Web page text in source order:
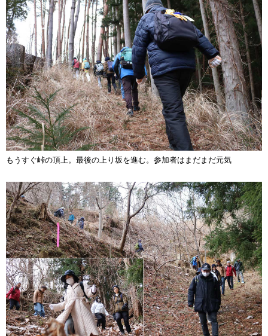
もうすぐ峠の頂上。最後の上り坂を進む。参加者はまだまだ元気